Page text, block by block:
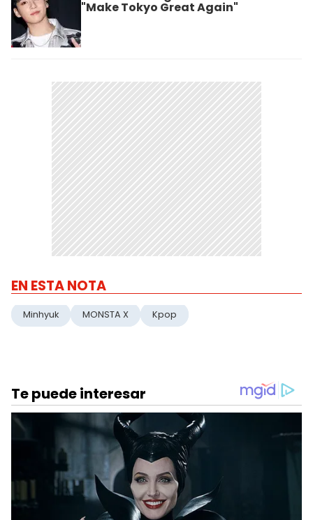
"Make Tokyo Great Again"
EN ESTA NOTA
Minhyuk MONSTA X Kpop